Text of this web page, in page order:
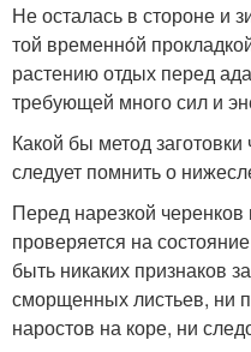
Не осталась в стороне и
той временнóй
растению отдых перед
требующей много сил и
Какой бы метод
следует помнить о
Перед нарезкой черенков
проверяется на
быть никаких признаков
сморщенных листьев, ни
наростов на коре, ни